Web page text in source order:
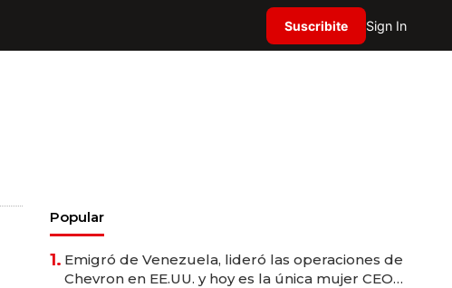
Suscribite Sign In
Popular
1. Emigró de Venezuela, lideró las operaciones de
Chevron en EE.UU. y hoy es la única mujer CEO